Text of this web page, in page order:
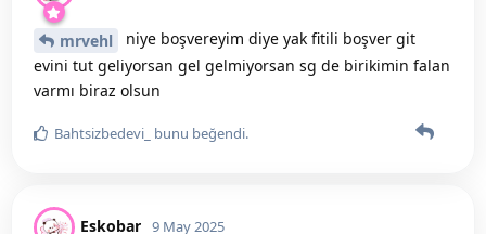
mrvehl
niye boşvereyim diye yak fitili boşver git
evini tut geliyorsan gel gelmiyorsan sg de birikimin falan
varmı biraz olsun
Bahtsizbedevi_ bunu beğendi.
Eskobar 9 May 2025